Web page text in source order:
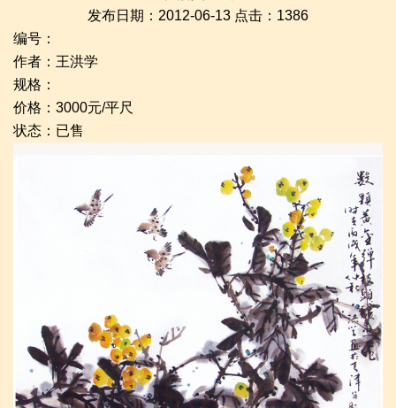
访客留言
发布日期：2012-06-13 点击： 1386
编号：
作者：王洪学
规格：
价格：3000元/平尺
状态：已售